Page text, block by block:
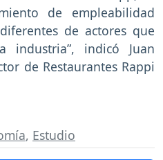
de empleabilidad
de actores que
industria”, indicó Juan
de Restaurantes Rappi
, Estudio